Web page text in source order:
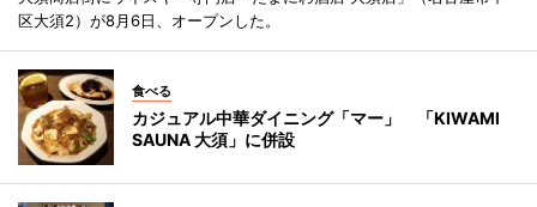
区大須2）が8月6日、オープンした。
食べる
カジュアル中華ダイニング「マー」 「KIWAMI
SAUNA 大須」に併設